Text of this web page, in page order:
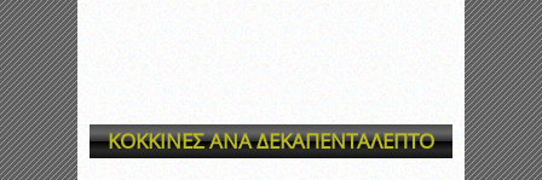
ΚΟΚΚΙΝΕΣ ΑΝΑ ΔΕΚΑΠΕΝΤΑΛΕΠΤΟ